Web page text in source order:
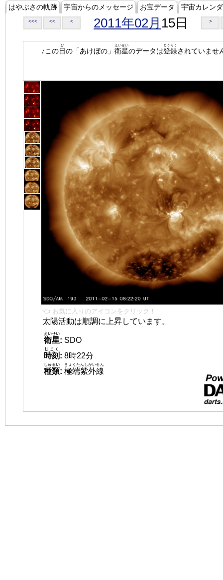
はやぶさの軌跡 宇宙からのメッセージ お宝データ 宇宙カレン
<<< << < 2011年02月 15日 >
♪この日
ひ
の「あけぼの」 衛星
えいせい
のデータは登録
とうろく
されていませ
👈 お気に入りのアイコンをクリック！
太陽活動は順調に上昇しています。
衛星
えいせい
: SDO
時刻
じこく
: 8時22分
種類
しゅるい
: 極端紫外線
きょくたんしがいせん